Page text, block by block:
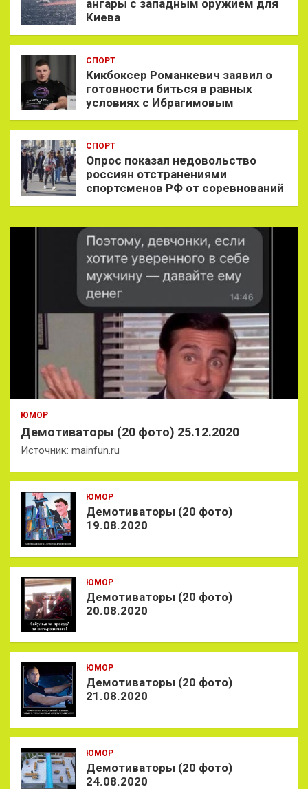
ангары с западным оружием для
Киева
СПОРТ
Кикбоксер Романкевич заявил о
готовности биться в равных
условиях с Ибрагимовым
СПОРТ
Опрос показал недовольство
россиян отстранениями
спортсменов РФ от соревнований
ЮМОР
Демотиваторы (20 фото) 25.12.2020
Источник: mainfun.ru
ЮМОР
Демотиваторы (20 фото)
19.08.2020
ЮМОР
Демотиваторы (20 фото)
20.08.2020
ЮМОР
Демотиваторы (20 фото)
21.08.2020
ЮМОР
Демотиваторы (20 фото)
24.08.2020